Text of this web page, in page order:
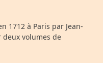
1712 à Paris par Jean-
deux volumes de